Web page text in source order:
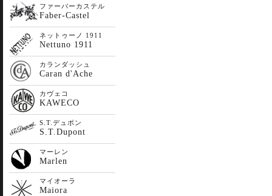
ファーバーカステル
Faber-Castel
ネットゥーノ 1911
Nettuno 1911
カランダッシュ
Caran d'Ache
カヴェコ
KAWECO
S.T.デュポン
S.T.Dupont
マーレン
Marlen
マイオーラ
Maiora